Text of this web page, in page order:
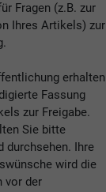
Fragen (z.B. zur
Ihres Artikels) zur
erhalten
Fassung
zur Freigabe.
Sie bitte
durchsehen. Ihre
wird die
vor der